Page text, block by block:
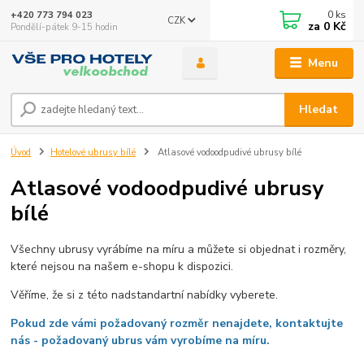
Menu
CZK
Hledat
+420 773 794 023
Pondělí-pátek 9-15 hodin
0 ks
za 0 Kč
Úvod Hotelové ubrusy bílé Atlasové vodoodpudivé ubrusy bílé
Atlasové vodoodpudivé ubrusy
bílé
Všechny ubrusy vyrábíme na míru a můžete si objednat i rozměry,
které nejsou na našem e-shopu k dispozici.
Věříme, že si z této nadstandartní nabídky vyberete.
Pokud zde vámi požadovaný rozměr nenajdete, kontaktujte
nás - požadovaný ubrus vám vyrobíme na míru.